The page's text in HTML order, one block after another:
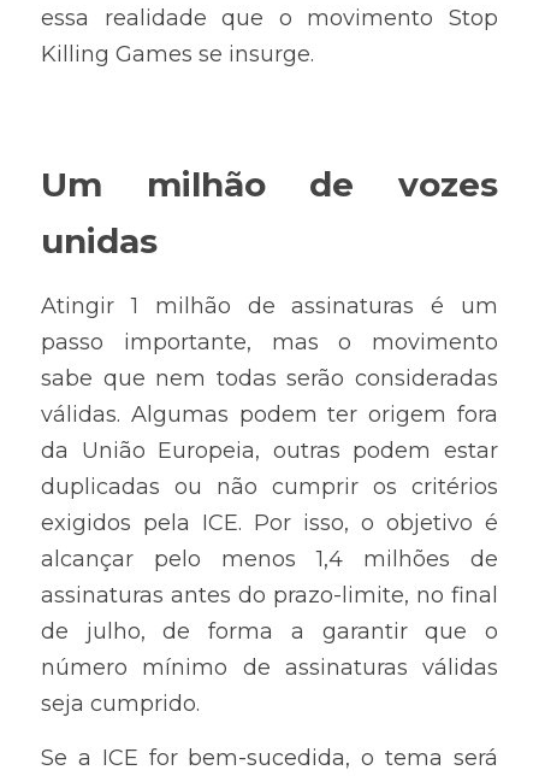
essa realidade que o movimento Stop
Killing Games se insurge.
Um milhão de vozes
unidas
Atingir 1 milhão de assinaturas é um
passo importante, mas o movimento
sabe que nem todas serão consideradas
válidas. Algumas podem ter origem fora
da União Europeia, outras podem estar
duplicadas ou não cumprir os critérios
exigidos pela ICE. Por isso, o objetivo é
alcançar pelo menos 1,4 milhões de
assinaturas antes do prazo-limite, no final
de julho, de forma a garantir que o
número mínimo de assinaturas válidas
seja cumprido.
Se a ICE for bem-sucedida, o tema será